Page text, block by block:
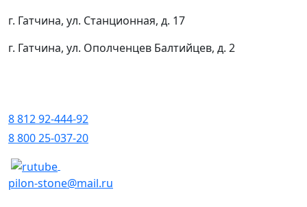
г. Гатчина, ул. Станционная, д. 17
г. Гатчина, ул. Ополченцев Балтийцев, д. 2
8 812 92-444-92
8 800 25-037-20
pilon-stone@mail.ru